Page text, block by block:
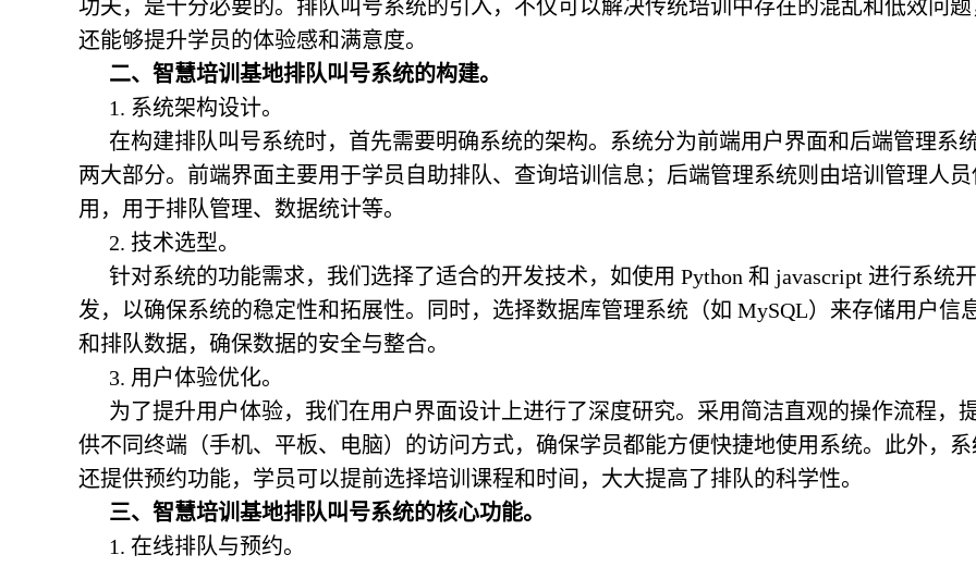
功夫，是十分必要的。排队叫号系统的引入，不仅可以解决传统培训中存在的混乱和低效问题
还能够提升学员的体验感和满意度。
二、 智慧培训基地排队叫号系统的构建。
1. 系统架构设计。
在构建排队叫号系统时，首先需要明确系统的架构。系统分为前端用户界面和后端管理系
两大部分。前端界面主要用于学员自助排队、查询培训信息；后端管理系统则由培训管理人员
用，用于排队管理、数据统计等。
2. 技术选型。
针对系统的功能需求，我们选择了适合的开发技术，如使用 Python 和 javascript 进行系统开
发，以确保系统的稳定性和拓展性。同时，选择数据库管理系统（如 MySQL）来存储用户信
和排队数据，确保数据的安全与整合。
3. 用户体验优化。
为了提升用户体验，我们在用户界面设计上进行了深度研究。采用简洁直观的操作流程，
供不同终端（手机、平板、电脑）的访问方式，确保学员都能方便快捷地使用系统。此外，系
还提供预约功能，学员可以提前选择培训课程和时间，大大提高了排队的科学性。
三、 智慧培训基地排队叫号系统的核心功能。
1. 在线排队与预约。